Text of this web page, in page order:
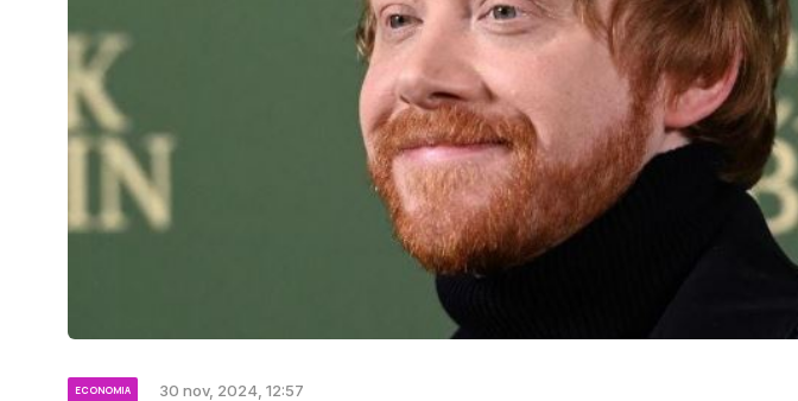
ECONOMIA 30 nov, 2024, 12:57